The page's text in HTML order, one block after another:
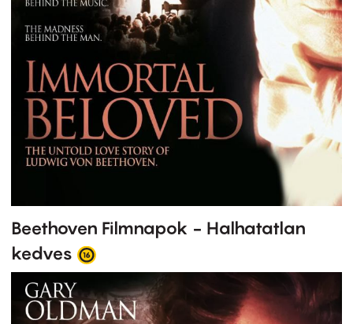
Beethoven Filmnapok - Halhatatlan
kedves